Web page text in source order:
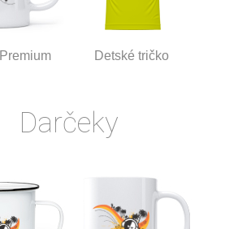
Detské tričko
Darčeky